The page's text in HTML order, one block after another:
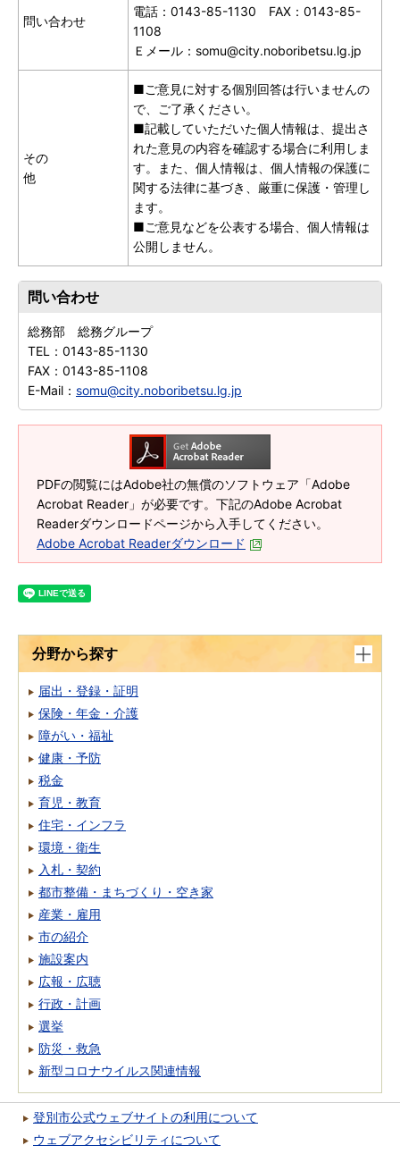
問い合わせ
電話：0143-85-1130 FAX：0143-85-
1108
Ｅメール：somu@city.noboribetsu.lg.jp
その
他
■ご意見に対する個別回答は行いませんの
で、ご了承ください。
■記載していただいた個人情報は、提出さ
れた意見の内容を確認する場合に利用しま
す。また、個人情報は、個人情報の保護に
関する法律に基づき、厳重に保護・管理し
ます。
■ご意見などを公表する場合、個人情報は
公開しません。
問い合わせ
総務部 総務グループ
TEL： 0143-85-1130
FAX： 0143-85-1108
E-Mail： somu@city.noboribetsu.lg.jp
PDFの閲覧にはAdobe社の無償のソフトウェア「Adobe
Acrobat Reader」が必要です。下記のAdobe Acrobat
Readerダウンロードページから入手してください。
Adobe Acrobat Readerダウンロード
分野から探す
届出・登録・証明
保険・年金・介護
障がい・福祉
健康・予防
税金
育児・教育
住宅・インフラ
環境・衛生
入札・契約
都市整備・まちづくり・空き家
産業・雇用
市の紹介
施設案内
広報・広聴
行政・計画
選挙
防災・救急
新型コロナウイルス関連情報
登別市公式ウェブサイトの利用について
ウェブアクセシビリティについて